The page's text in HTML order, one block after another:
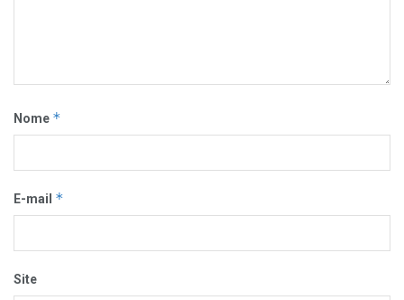
Nome *
E-mail *
Site